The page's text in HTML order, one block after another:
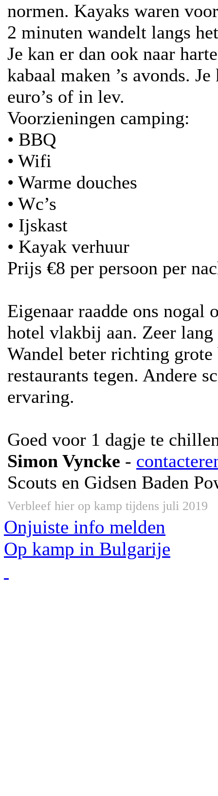
normen. Kayaks waren
2 minuten wandelt langs
Je kan er dan ook naar
kabaal maken ’s avonds.
euro’s of in lev.
Voorzieningen camping:
• BBQ
• Wifi
• Warme douches
• Wc’s
• Ijskast
• Kayak verhuur
Prijs €8 per persoon per
Eigenaar raadde ons nogal
hotel vlakbij aan. Zeer
Wandel beter richting
restaurants tegen. Andere
ervaring.
Goed voor 1 dagje te
Simon Vyncke -
Scouts en Gidsen Baden
Verbleef hier op kamp tijdens juli 2019
Onjuiste info melden
Op kamp in Bulgarije